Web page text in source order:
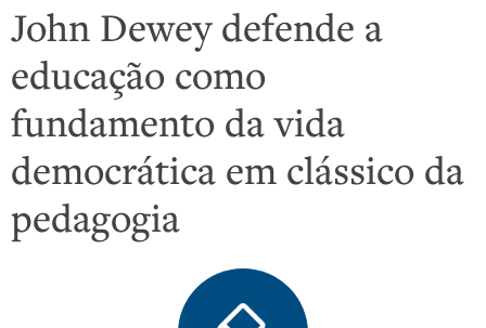
John Dewey defende a
educação como
fundamento da vida
democrática em clássico da
pedagogia